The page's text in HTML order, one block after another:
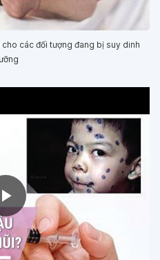
các đối tượng đang bị suy dinh